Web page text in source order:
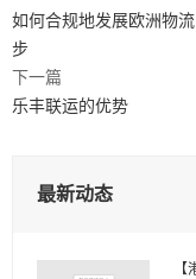
如何合规地发展欧洲物
步
下一篇
乐丰联运的优势
最新动态